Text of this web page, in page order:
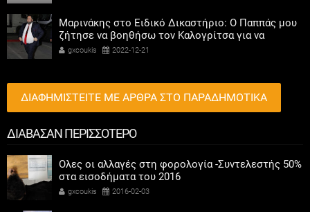
Μαρινάκης στο Ειδικό Δικαστήριο: Ο Παππάς μου
ζήτησε να βοηθήσω τον Καλογρίτσα για να
αποκτήσει σταθμό ο ΣΥΡΙΖΑ
gxcoukis 2022-12-21
ΔΙΑΦΗΜΙΣΤΕΙΤΕ ΜΕ ΑΡΘΡΑ ΣΤΟ ΠΑΡΑΔΗΜΟΤΙΚΑ
ΔΙΑΒΑΣΑΝ ΠΕΡΙΣΣΟΤΕΡΟ
Ολες οι αλλαγές στη φορολογία -Συντελεστής 50%
στα εισοδήματα του 2016
gxcoukis 2016-02-03